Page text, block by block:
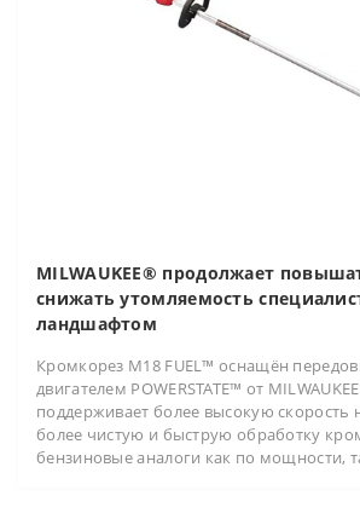
MILWAUKEE® продолжает
снижать утомляемость
ландшафтом
Кромкорез M18 FUEL™ оснащён
двигателем POWERSTATE™ от
поддерживает более высокую скорость
более чистую и быструю обработку
бензиновые аналоги как по мощности,